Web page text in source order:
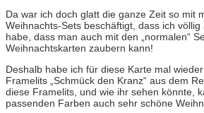
Da war ich doch glatt die ganze Zeit so mit
Weihnachts-Sets beschäftigt, dass ich
habe, dass man auch mit den „normalen“
Weihnachtskarten zaubern kann!
Deshalb habe ich für diese Karte mal
Framelits „Schmück den Kranz“ aus dem
diese Framelits, und wie ihr sehen könnte,
passenden Farben auch sehr schöne